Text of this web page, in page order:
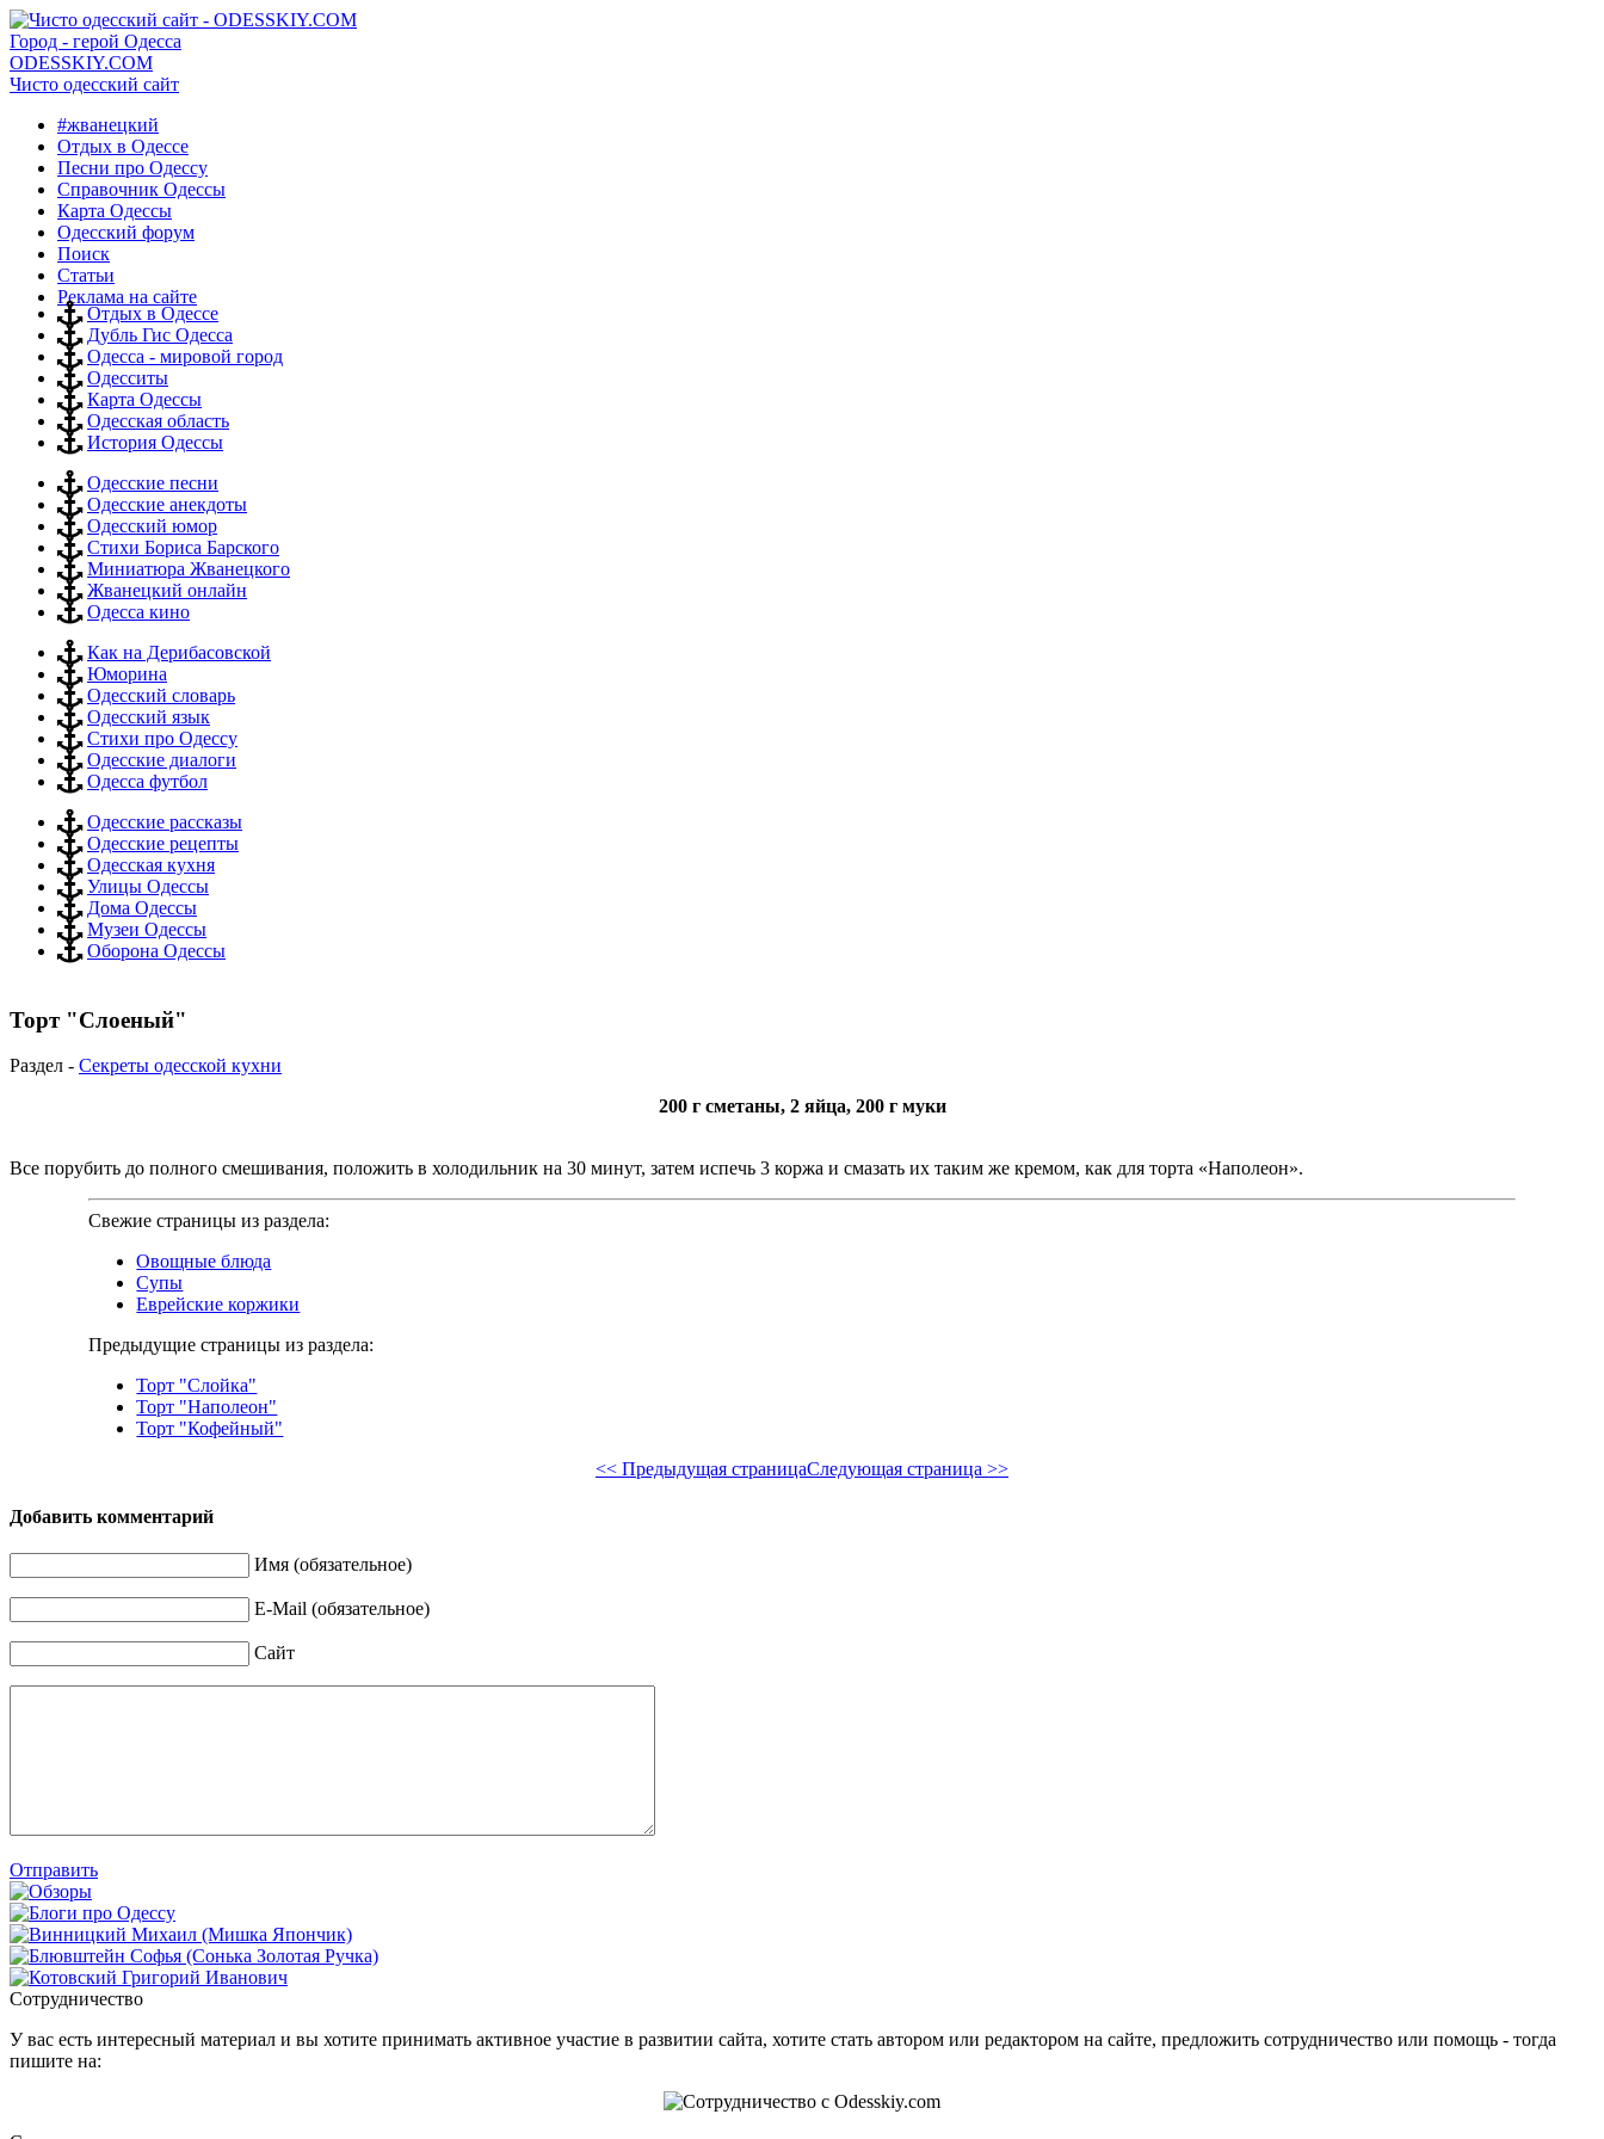
Город - герой Одесса
ODESSKIY.COM
Чисто одесский сайт
#жванецкий
Отдых в Одессе
Песни про Одессу
Справочник Одессы
Карта Одессы
Одесский форум
Поиск
Статьи
Реклама на сайте
Отдых в Одессе
Дубль Гис Одесса
Одесса - мировой город
Одесситы
Карта Одессы
Одесская область
История Одессы
Одесские песни
Одесские анекдоты
Одесский юмор
Стихи Бориса Барского
Миниатюра Жванецкого
Жванецкий онлайн
Одесса кино
Как на Дерибасовской
Юморина
Одесский словарь
Одесский язык
Стихи про Одессу
Одесские диалоги
Одесса футбол
Одесские рассказы
Одесские рецепты
Одесская кухня
Улицы Одессы
Дома Одессы
Музеи Одессы
Оборона Одессы
Торт "Слоеный"
Раздел - Секреты одесской кухни
200 г сметаны, 2 яйца, 200 г муки
Все порубить до полного смешивания, положить в холодильник на 30 минут, затем испечь 3 коржа и смазать их таким же кремом, как для торта «Наполеон».
Свежие страницы из раздела:
Овощные блюда
Супы
Еврейские коржики
Предыдущие страницы из раздела:
Торт "Слойка"
Торт "Наполеон"
Торт "Кофейный"
<< Предыдущая страницаСледующая страница >>
Добавить комментарий
Имя (обязательное)
E-Mail (обязательное)
Сайт
Отправить
Сотрудничество
У вас есть интересный материал и вы хотите принимать активное участие в развитии сайта, хотите стать автором или редактором на сайте, предложить сотрудничество или помощь - тогда
пишите на: